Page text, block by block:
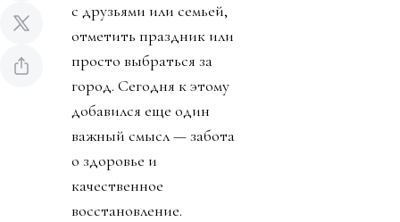
с друзьями или семьей,
отметить праздник или
просто выбраться за
город. Сегодня к этому
добавился еще один
важный смысл — забота
о здоровье и
качественное
восстановление.